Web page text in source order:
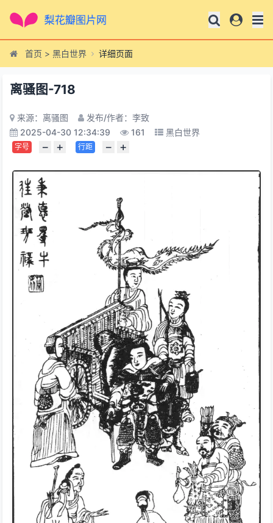
首页 > 黑白世界 详细页面
离骚图-718
来源：离骚图
发布/作者：李致
2025-04-30 12:34:39
161 黑白世界
字号 − + 行距 − +